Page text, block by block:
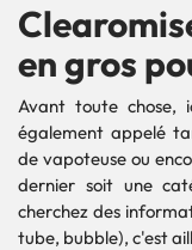
en gros
Avant toute chose,
également appelé
de vapoteuse ou
dernier soit une
cherchez des
tube, bubble), c'est